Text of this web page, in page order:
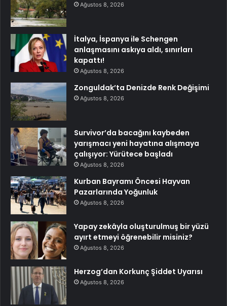
Ağustos 8, 2026
İtalya, İspanya ile Schengen
anlaşmasını askıya aldı, sınırları
kapattı!
Ağustos 8, 2026
Zonguldak’ta Denizde Renk Değişimi
Ağustos 8, 2026
Survivor’da bacağını kaybeden
yarışmacı yeni hayatına alışmaya
çalışıyor: Yürütece başladı
Ağustos 8, 2026
Kurban Bayramı Öncesi Hayvan
Pazarlarında Yoğunluk
Ağustos 8, 2026
Yapay zekâyla oluşturulmuş bir yüzü
ayırt etmeyi öğrenebilir misiniz?
Ağustos 8, 2026
Herzog’dan Korkunç Şiddet Uyarısı
Ağustos 8, 2026